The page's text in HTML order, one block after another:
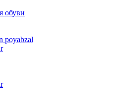
обуви
poyabzal